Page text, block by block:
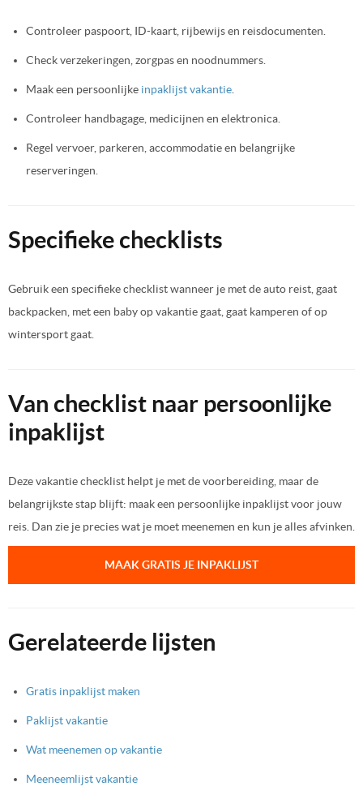
Controleer paspoort, ID-kaart, rijbewijs en reisdocumenten.
Check verzekeringen, zorgpas en noodnummers.
Maak een persoonlijke inpaklijst vakantie
Controleer handbagage, medicijnen en elektronica.
Regel vervoer, parkeren, accommodatie en belangrijke
reserveringen.
Specifieke checklists
Gebruik een specifieke checklist wanneer je met de auto reist, gaat
backpacken, met een baby op vakantie gaat, gaat kamperen of op
wintersport gaat.
Van checklist naar persoonlijke
inpaklijst
Deze vakantie checklist helpt je met de voorbereiding, maar de
belangrijkste stap blijft: maak een persoonlijke inpaklijst voor jouw
reis. Dan zie je precies wat je moet meenemen en kun je alles afvinken.
MAAK GRATIS JE INPAKLIJST
Gerelateerde lijsten
Gratis inpaklijst maken
Paklijst vakantie
Wat meenemen op vakantie
Meeneemlijst vakantie